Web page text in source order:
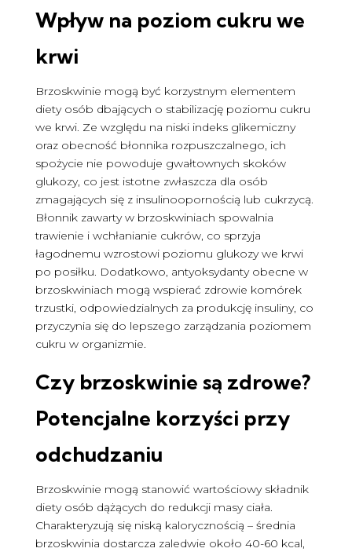
Wpływ na poziom cukru we
krwi
Brzoskwinie mogą być korzystnym elementem
diety osób dbających o stabilizację poziomu cukru
we krwi. Ze względu na niski indeks glikemiczny
oraz obecność błonnika rozpuszczalnego, ich
spożycie nie powoduje gwałtownych skoków
glukozy, co jest istotne zwłaszcza dla osób
zmagających się z insulinoopornością lub cukrzycą.
Błonnik zawarty w brzoskwiniach spowalnia
trawienie i wchłanianie cukrów, co sprzyja
łagodnemu wzrostowi poziomu glukozy we krwi
po posiłku. Dodatkowo, antyoksydanty obecne w
brzoskwiniach mogą wspierać zdrowie komórek
trzustki, odpowiedzialnych za produkcję insuliny, co
przyczynia się do lepszego zarządzania poziomem
cukru w organizmie.
Czy brzoskwinie są zdrowe?
Potencjalne korzyści przy
odchudzaniu
Brzoskwinie mogą stanowić wartościowy składnik
diety osób dążących do redukcji masy ciała.
Charakteryzują się niską kalorycznością – średnia
brzoskwinia dostarcza zaledwie około 40-60 kcal,